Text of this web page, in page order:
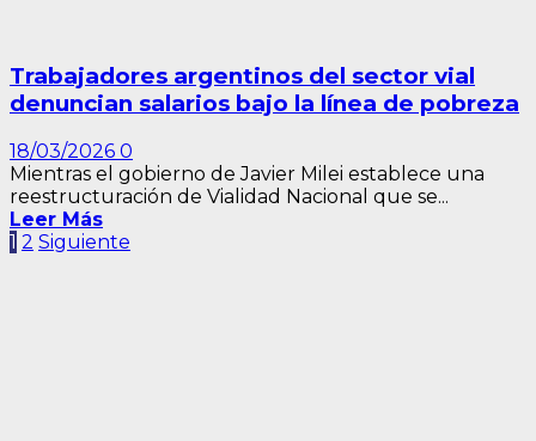
Trabajadores argentinos del sector vial
denuncian salarios bajo la línea de pobreza
18/03/2026 0
Mientras el gobierno de Javier Milei establece una
reestructuración de Vialidad Nacional que se...
Leer Más
Paginación
1 2 Siguiente